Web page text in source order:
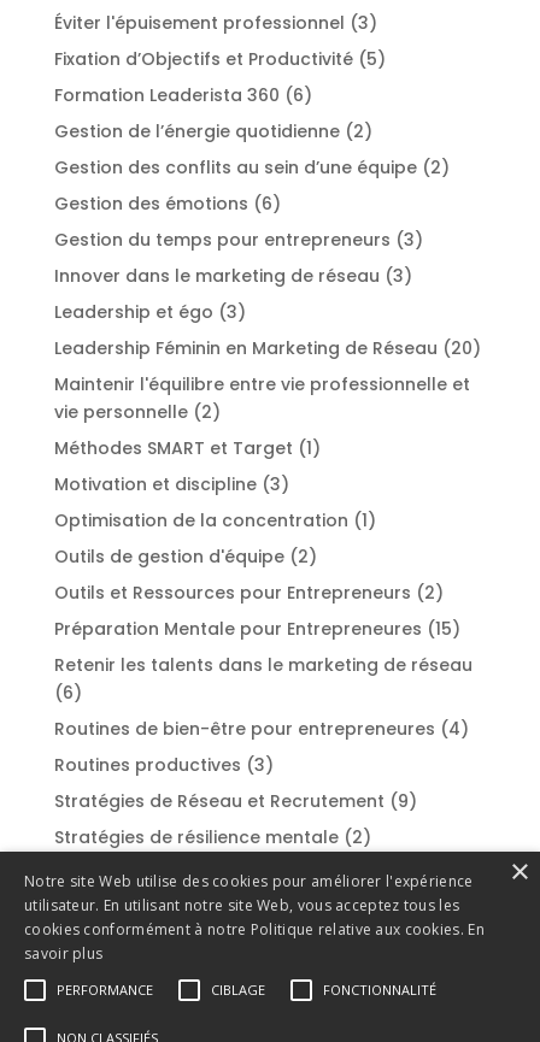
Éviter l'épuisement professionnel (3)
Fixation d’Objectifs et Productivité(5)
Formation Leaderista 360 (6)
Gestion de l’énergie quotidienne(2)
Gestion des conflits au sein d’une équipe(2)
Gestion des émotions (6)
Gestion du temps pour entrepreneurs (3)
Innover dans le marketing de réseau (3)
Leadership et égo (3)
Leadership Féminin en Marketing de Réseau (20)
Maintenir l'équilibre entre vie professionnelle et
vie personnelle(2)
Méthodes SMART et Target (1)
Motivation et discipline(3)
Optimisation de la concentration (1)
Outils de gestion d'équipe(2)
Outils et Ressources pour Entrepreneurs (2)
Préparation Mentale pour Entrepreneures (15)
Retenir les talents dans le marketing de réseau
(6)
Routines de bien-être pour entrepreneures (4)
Routines productives (3)
Stratégies de Réseau et Recrutement (9)
Stratégies de résilience mentale(2)
Styles de leadership (2)
Success Stories et Témoignages(1)
Surmonter la procrastination
Techniques de gestion du stress(2)
×
Notre site Web utilise des cookies pour améliorer l'expérience
utilisateur. En utilisant notre site Web, vous acceptez tous les
cookies conformément à notre Politique relative aux cookies. En
savoir plus
PERFORMANCE CIBLAGE FONCTIONNALITÉ
NON CLASSIFIÉS